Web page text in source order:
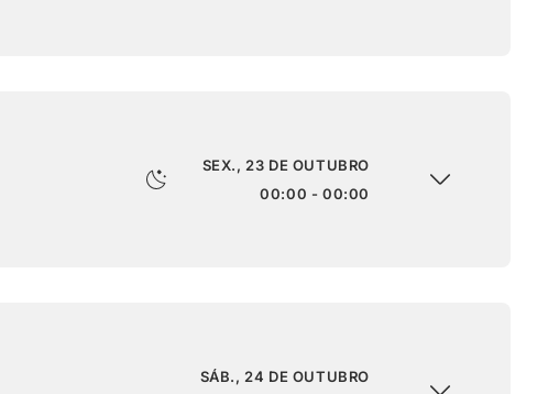
SEX., 23 DE OUTUBRO
00:00 - 00:00
SÁB., 24 DE OUTUBRO